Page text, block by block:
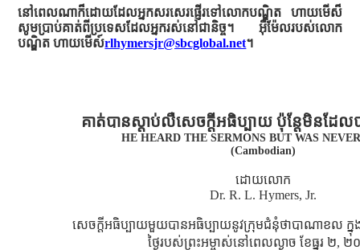
នៅពេលណាក៏ដោយដែលអ្នកសរសេរផ្ញើរទៅលោកបណ្ឌិត ហាយមើស៏
សូមប្រាប់គាត់ពីប្រទេសដែលអ្នករស់នៅជានិច្ច។ អ៊ីម៉ែលរបស់លោក
បណ្ឌិត ហាយមើស៍rlhymersjr@sbcglobal.net។
គាត់បានស្ដាប់លឺសេចក្ដីអធិប្បាយ ប៉ុន្ដែមិនដែល
HE HEARD THE SERMONS BUT WAS
(Cambodian)
ដោយលោក
Dr. R. L. Hymers, Jr.
សេចក្ដីអធិប្បាយមួយបានអធិប្បាយនូវក្រុមជំនុំថាបាណាខល ក្
ថ្ងៃរបស់ព្រះអម្ចាស់នៅពេលល្ងាច ខែធ្នូរ ២,